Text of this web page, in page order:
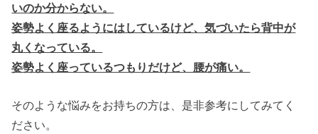
いのか分からない。
姿勢よく座るようにはしているけど、気づいたら背中が
丸くなっている。
姿勢よく座っているつもりだけど、腰が痛い。
そのような悩みをお持ちの方は、是非参考にしてみてく
ださい。